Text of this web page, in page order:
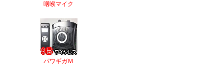
咽喉マイク
パワギガＭ